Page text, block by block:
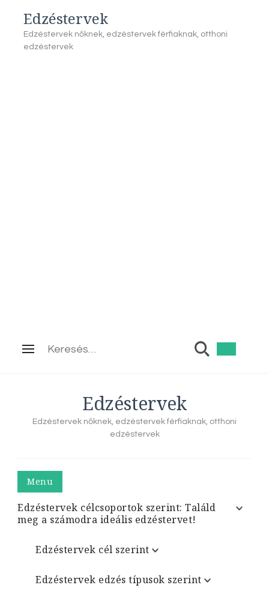
Edzéstervek
Edzéstervek nőknek, edzéstervek férfiaknak, otthoni
edzéstervek
Keresés:
Edzéstervek
Edzéstervek nőknek, edzéstervek férfiaknak, otthoni
edzéstervek
Menu
Edzéstervek célcsoportok szerint: Találd
meg a számodra ideális edzéstervet!
Edzéstervek cél szerint
Edzéstervek edzés típusok szerint